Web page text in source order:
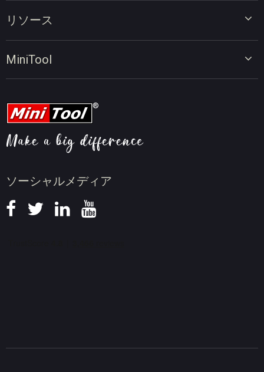
ソーシャルメディア
ビデオコンバーター
リソース
動画圧縮のヒント
ニュース
MiniTool